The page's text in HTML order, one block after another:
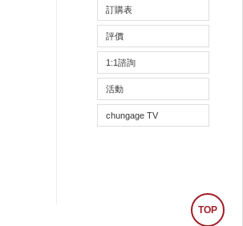
TOP
訂購表
評價
1:1諮詢
活動
chungage TV